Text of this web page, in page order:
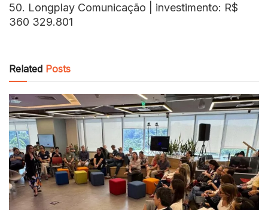
50. Longplay Comunicação | investimento: R$
360 329.801
Related Posts